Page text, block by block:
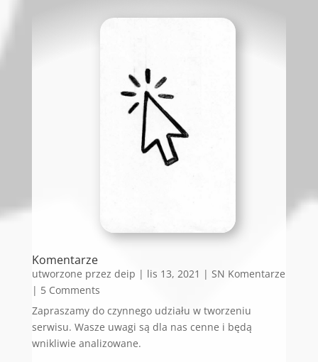
Komentarze
utworzone przez deip | lis 13, 2021 | SN Komentarze
| 5 Comments
Zapraszamy do czynnego udziału w tworzeniu
serwisu. Wasze uwagi są dla nas cenne i będą
wnikliwie analizowane.